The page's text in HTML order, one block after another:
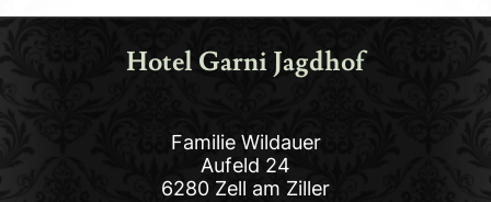
Hotel Garni Jagdhof
Familie Wildauer
Aufeld 24
6280 Zell am Ziller